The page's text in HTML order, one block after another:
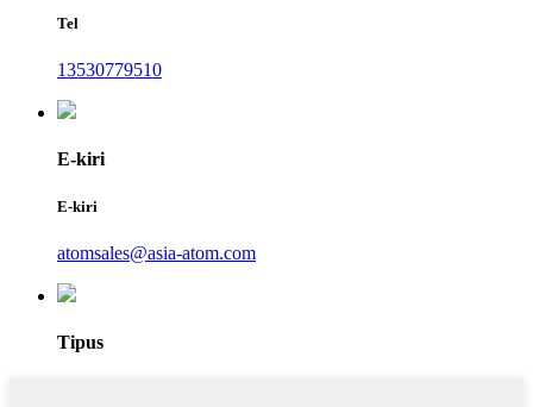
Tel
13530779510
E-kiri
E-kiri
atomsales@asia-atom.com
Tipus